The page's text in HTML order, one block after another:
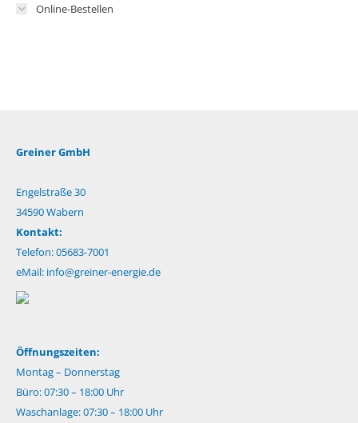
Online-Bestellen
Greiner GmbH
Engelstraße 30
34590 Wabern
Kontakt:
Telefon: 05683-7001
eMail: info@greiner-energie.de
Öffnungszeiten:
Montag – Donnerstag
Büro: 07:30 – 18:00 Uhr
Waschanlage: 07:30 – 18:00 Uhr